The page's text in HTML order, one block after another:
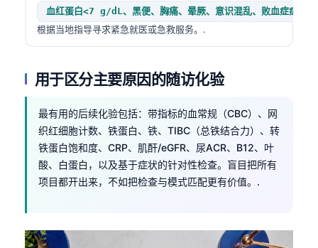
血红蛋白<7 g/dL、黑便、胸痛、晕厥、意识混乱、败血症症状
根据当地指导寻求紧急就医或急救服务。.
用于区分主要原因的随访化验
最有用的后续化验包括：带指标的血常规（CBC）、网
织红细胞计数、铁蛋白、铁、TIBC（总铁结合力）、转
铁蛋白饱和度、CRP、肌酐/eGFR、尿ACR、B12、叶
酸、白蛋白，以及基于症状的针对性检查。盲目把所有
项目都开出来，不如把检查与模式匹配更有价值。.
Português
Türkçe
Română
فارسی
Български
हिन्दी
Bahasa Indonesia